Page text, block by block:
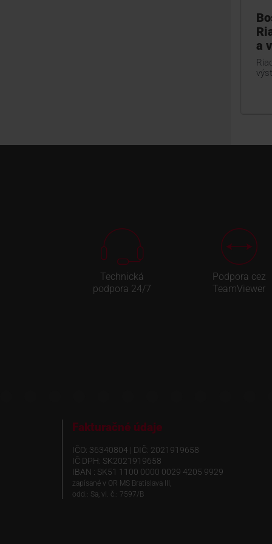
a
Technická
podpora 24/7
Podpora cez
TeamViewer
Fakturačné údaje
IČO: 36340804 | DIČ: 2021919658
IČ DPH: SK2021919658
IBAN : SK51 1100 0000 0029 4205 9929
zapísané v OR MS Bratislava III,
odd.: Sa, vl. č.: 7597/B